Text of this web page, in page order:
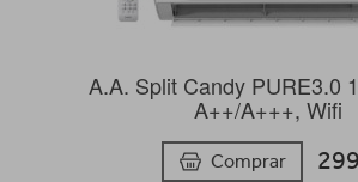
A.A. Split Candy PURE3.0
A++/A+++, Wifi
Comprar